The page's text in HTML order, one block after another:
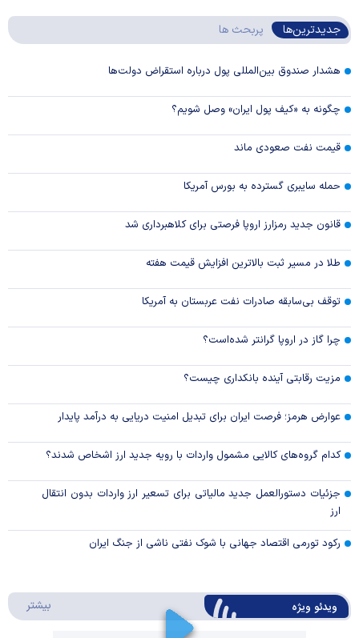
جدیدترین‌ها پربحث ها
هشدار صندوق بین‌المللی پول درباره استقراض دولت‌ها
چگونه به «کیف پول ایران» وصل شویم؟
قیمت نفت صعودی ماند
حمله سایبری گسترده به بورس آمریکا
قانون جدید رمزارز اروپا فرصتی برای کلاهبرداری شد
طلا در مسیر ثبت بالاترین افزایش قیمت هفته
توقف بی‌سابقه صادرات نفت عربستان به آمریکا
چرا گاز در اروپا گرانتر شده‌است؟
مزیت رقابتی آینده بانکداری چیست؟
عوارض هرمز؛ فرصت ایران برای تبدیل امنیت دریایی به درآمد پایدار
کدام گروه‌های کالایی مشمول واردات با رویه جدید ارز اشخاص شدند؟
جزئیات دستورالعمل جدید مالیاتی برای تسعیر ارز واردات بدون انتقال
ارز
رکود تورمی اقتصاد جهانی با شوک نفتی ناشی از جنگ ایران
ویدئو ویژه بیشتر